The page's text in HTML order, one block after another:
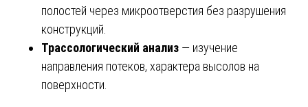
полостей через микроотверстия без разрушения
конструкций.
Трассологический анализ — изучение
направления потеков, характера высолов на
поверхности.